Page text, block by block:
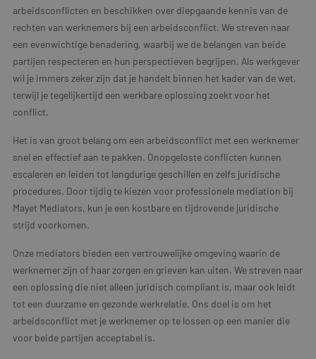
arbeidsconflicten en beschikken over diepgaande kennis van de
rechten van werknemers bij een arbeidsconflict. We streven naar
een evenwichtige benadering, waarbij we de belangen van beide
partijen respecteren en hun perspectieven begrijpen. Als werkgever
wil je immers zeker zijn dat je handelt binnen het kader van de wet,
terwijl je tegelijkertijd een werkbare oplossing zoekt voor het
conflict.
Het is van groot belang om een arbeidsconflict met een werknemer
snel en effectief aan te pakken. Onopgeloste conflicten kunnen
escaleren en leiden tot langdurige geschillen en zelfs juridische
procedures. Door tijdig te kiezen voor professionele mediation bij
Mayet Mediators, kun je een kostbare en tijdrovende juridische
strijd voorkomen.
Onze mediators bieden een vertrouwelijke omgeving waarin de
werknemer zijn of haar zorgen en grieven kan uiten. We streven naar
een oplossing die niet alleen juridisch compliant is, maar ook leidt
tot een duurzame en gezonde werkrelatie. Ons doel is om het
arbeidsconflict met je werknemer op te lossen op een manier die
voor beide partijen acceptabel is.